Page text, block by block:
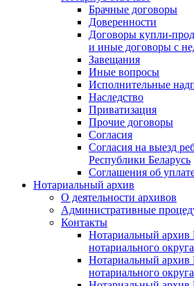
Брачные договоры
Доверенности
Договоры купли-
и иные договоры с
Завещания
Иные вопросы
Исполнительные
Наследство
Приватизация
Прочие договоры
Согласия
Согласия на выезд
Республики Беларусь
Соглашения об
Нотариальный архив
О деятельности архивов
Административные
Контакты
Нотариальный архив
нотариального округа
Нотариальный архив
нотариального округа